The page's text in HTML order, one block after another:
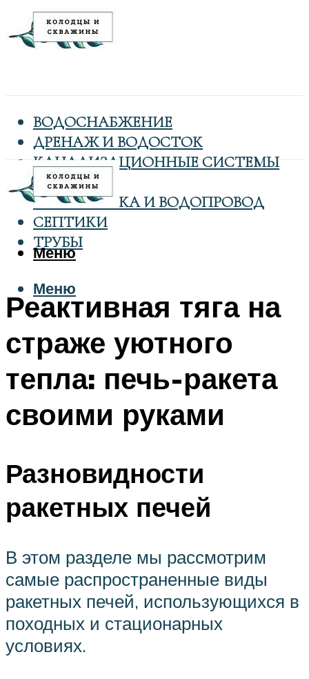
ВОДОСНАБЖЕНИЕ
ДРЕНАЖ И ВОДОСТОК
КАНАЛИЗАЦИОННЫЕ СИСТЕМЫ
КОЛОДЦЫ
САНТЕХНИКА И ВОДОПРОВОД
СЕПТИКИ
ТРУБЫ
Меню
Меню
Реактивная тяга на
страже уютного
тепла: печь-ракета
своими руками
Разновидности
ракетных печей
В этом разделе мы рассмотрим
самые распространенные виды
ракетных печей, использующихся в
походных и стационарных
условиях.